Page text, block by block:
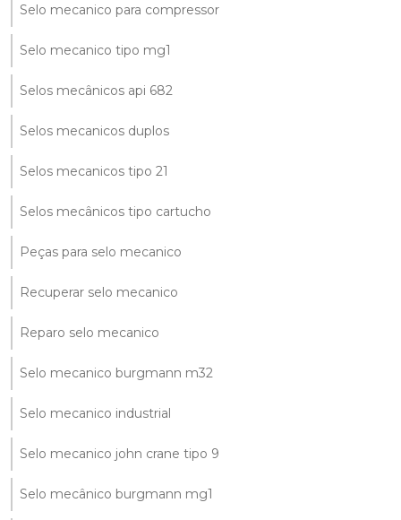
Selo mecanico para compressor
Selo mecanico tipo mg1
Selos mecânicos api 682
Selos mecanicos duplos
Selos mecanicos tipo 21
Selos mecânicos tipo cartucho
Peças para selo mecanico
Recuperar selo mecanico
Reparo selo mecanico
Selo mecanico burgmann m32
Selo mecanico industrial
Selo mecanico john crane tipo 9
Selo mecânico burgmann mg1